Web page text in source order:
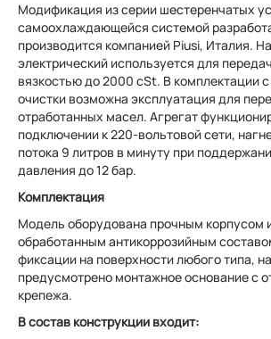
Модификация из серии шестеренчатых
самоохлаждающейся системой
производится компанией Piusi, Италия.
электрический используется для
вязкостью до 2000 cSt. В комплектации
очистки возможна эксплуатация для
отработанных масел. Агрегат
подключении к 220-вольтовой сети,
потока 9 литров в минуту при
давления до 12 бар.
Комплектация
Модель оборудована прочным корпусом
обработанным антикоррозийным
фиксации на поверхности любого типа,
предусмотрено монтажное основание с
крепежа.
В состав конструкции входит: